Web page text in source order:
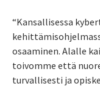
“Kansallisessa
osaaminen. Alalle
toivomme että
turvallisesti ja